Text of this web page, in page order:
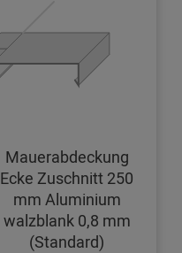
Mauerabdeckung
Ecke Zuschnitt 250
mm Aluminium
walzblank 0,8 mm
(Standard)